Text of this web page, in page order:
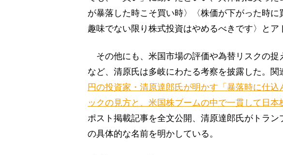
が暴落した時こそ買い時〉〈株価が下がった時
趣味でない限り株式投資はやめるべきです〉とア
その他にも、米国市場の評価や為替リスクの捉
など、清原氏は多岐にわたる考察を披露した。関
円の投資家・清原達郎氏が明かす「暴落時に仕
ックの見方と、米国株ブームの中で一貫して日本
ポスト掲載記事を全文公開、清原達郎氏がトラ
の具体的な名前を明かしている。